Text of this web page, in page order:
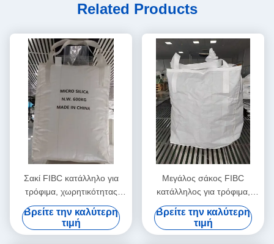
Related Products
Σακί FIBC κατάλληλο για
τρόφιμα, χωρητικότητας
2205lbs με λόγο ασφαλείας
5:1
Βρείτε την καλύτερη
τιμή
Μεγάλος σάκος FIBC
κατάλληλος για τρόφιμα,
χωρητικότητας 1000kg,
λόγος ασφαλείας 6:1
Βρείτε την καλύτερη
τιμή